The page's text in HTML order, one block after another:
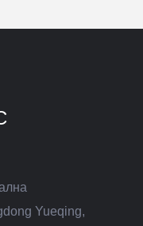
Yueqing,